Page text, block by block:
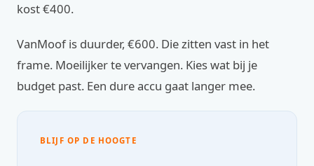
kost €400.
VanMoof is duurder, €600. Die zitten vast in het
frame. Moeilijker te vervangen. Kies wat bij je
budget past. Een dure accu gaat langer mee.
BLIJF OP DE HOOGTE